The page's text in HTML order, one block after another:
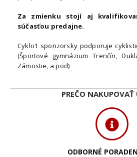
Za zmienku stojí aj
súčasťou predajne.
Cyklo1 sponzorsky podporuje
(Športové gymnázium Trenčín,
Zámostie, a pod)
PREČO NAKUPOVAŤ
ODBORNÉ